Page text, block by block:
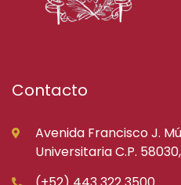
Contacto
Avenida Francisco J.
Universitaria C.P.